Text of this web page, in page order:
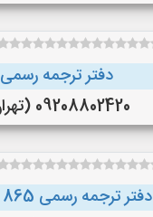
دفتر ترجمه رسمی
09208802420 (تهران)
دفتر ترجمه رسمی 865 مشهد